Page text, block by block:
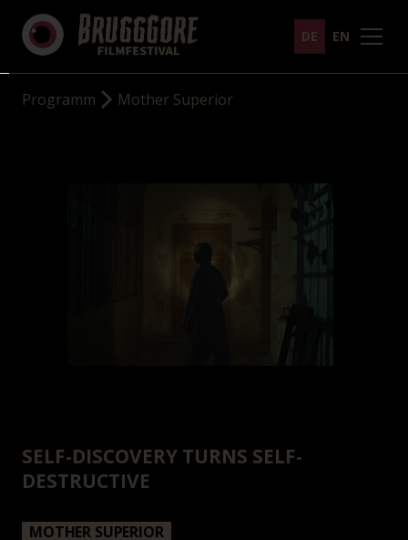
DE EN
Programm Mother Superior
SELF-DISCOVERY TURNS SELF-
DESTRUCTIVE
MOTHER SUPERIOR